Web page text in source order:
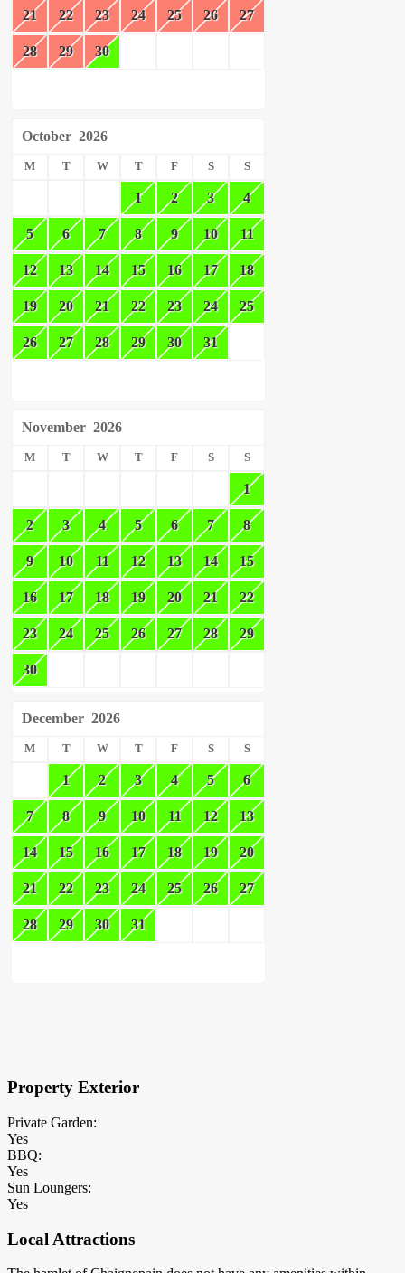
21 22 23 24 25 26 27
28 29 30
October 2026
M T W T F S S
1 2 3 4
5 6 7 8 9 10 11
12 13 14 15 16 17 18
19 20 21 22 23 24 25
26 27 28 29 30 31
November 2026
M T W T F S S
1
2 3 4 5 6 7 8
9 10 11 12 13 14 15
16 17 18 19 20 21 22
23 24 25 26 27 28 29
30
December 2026
M T W T F S S
1 2 3 4 5 6
7 8 9 10 11 12 13
14 15 16 17 18 19 20
21 22 23 24 25 26 27
28 29 30 31
Property Exterior
Private Garden:
Yes
BBQ:
Yes
Sun Loungers:
Yes
Local Attractions